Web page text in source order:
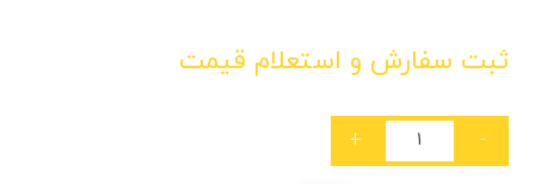
ثبت سفارش و استعلام قیمت
-
+